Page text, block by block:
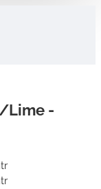
Lime -